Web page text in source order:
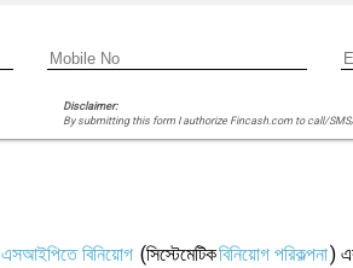
Disclaimer:
By submitting this form I authorize Fincash.com to call/
এসআইপিতে বিনিয়োগ (সিস্টেমেটিকবিনিয়োগ পরিকল্পনা)